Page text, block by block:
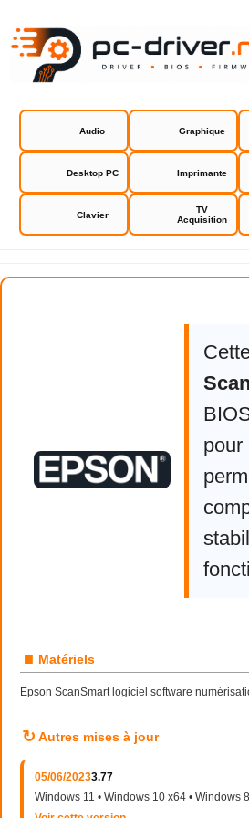
Audio Graphique
Desktop PC Imprimante
Clavier
TV
Acquisition
Epson
pour
■ Matériels
Epson ScanSmart logiciel software
↻ Autres mises à jour
05/06/20233.77
Windows 11 • Windows 10 x64 • Windows